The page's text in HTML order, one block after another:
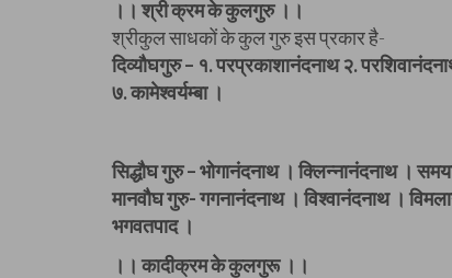
।। श्री क्रम के कुलगुरु ।।
श्रीकुल साधकों के कुल गुरु इस प्रकार है-
दिव्यौघगुरु – १. परप्रकाशानंदनाथ २.
७. कामेश्वर्यम्बा ।
सिद्धौघ गुरु – भोगानंदनाथ । क्लिन्नानंदनाथ ।
मानवौघ गुरु- गगनानंदनाथ । विश्वानंदनाथ ।
भगवतपाद ।
।। कादीक्रम के कुलगुरू ।।